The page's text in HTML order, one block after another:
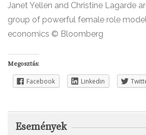
Janet Yellen and Christine Lagarde
group of powerful female role
economics © Bloomberg
Megosztás:
Facebook Linkedin
Események